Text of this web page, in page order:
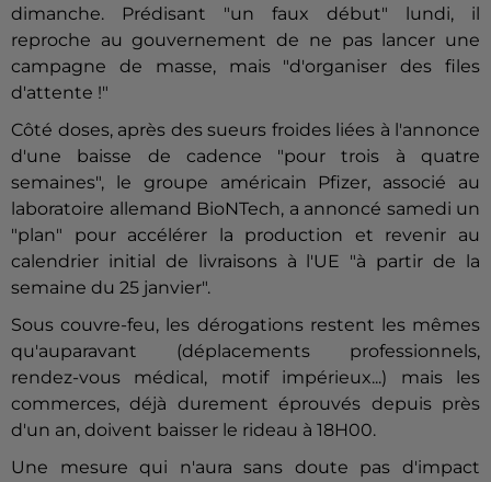
dimanche. Prédisant "un faux début" lundi, il
reproche au gouvernement de ne pas lancer une
campagne de masse, mais "d'organiser des files
d'attente !"
Côté doses, après des sueurs froides liées à l'annonce
d'une baisse de cadence "pour trois à quatre
semaines", le groupe américain Pfizer, associé au
laboratoire allemand BioNTech, a annoncé samedi un
"plan" pour accélérer la production et revenir au
calendrier initial de livraisons à l'UE "à partir de la
semaine du 25 janvier".
Sous couvre-feu, les dérogations restent les mêmes
qu'auparavant (déplacements professionnels,
rendez-vous médical, motif impérieux...) mais les
commerces, déjà durement éprouvés depuis près
d'un an, doivent baisser le rideau à 18H00.
Une mesure qui n'aura sans doute pas d'impact